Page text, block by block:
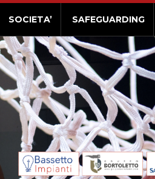
SOCIETA’ SAFEGUARDING